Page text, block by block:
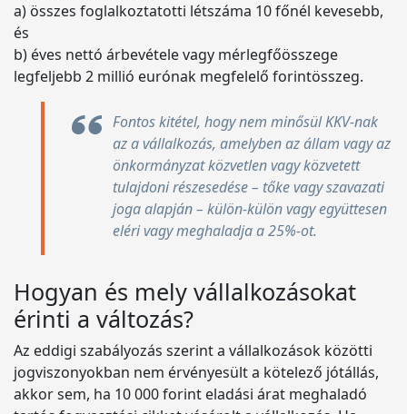
a) összes foglalkoztatotti létszáma 10 főnél kevesebb,
és
b) éves nettó árbevétele vagy mérlegfőösszege
legfeljebb 2 millió eurónak megfelelő forintösszeg.
Fontos kitétel, hogy nem minősül KKV-nak
az a vállalkozás, amelyben az állam vagy az
önkormányzat közvetlen vagy közvetett
tulajdoni részesedése – tőke vagy szavazati
joga alapján – külön-külön vagy együttesen
eléri vagy meghaladja a 25%-ot.
Hogyan és mely vállalkozásokat
érinti a változás?
Az eddigi szabályozás szerint a vállalkozások közötti
jogviszonyokban nem érvényesült a kötelező jótállás,
akkor sem, ha 10 000 forint eladási árat meghaladó